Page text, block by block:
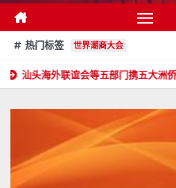
热门标签 世界潮商大会
会等五部门携五大洲侨胞和港澳台同胞